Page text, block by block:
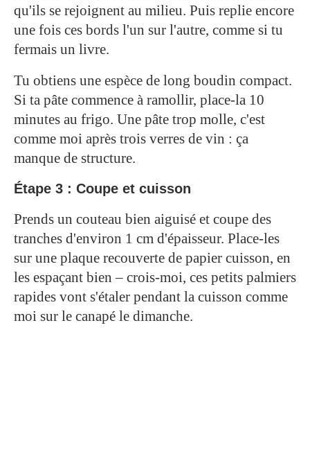
qu'ils se rejoignent au milieu. Puis replie encore
une fois ces bords l'un sur l'autre, comme si tu
fermais un livre.
Tu obtiens une espèce de long boudin compact.
Si ta pâte commence à ramollir, place-la 10
minutes au frigo. Une pâte trop molle, c'est
comme moi après trois verres de vin : ça
manque de structure.
Étape 3 : Coupe et cuisson
Prends un couteau bien aiguisé et coupe des
tranches d'environ 1 cm d'épaisseur. Place-les
sur une plaque recouverte de papier cuisson, en
les espaçant bien – crois-moi, ces petits palmiers
rapides vont s'étaler pendant la cuisson comme
moi sur le canapé le dimanche.